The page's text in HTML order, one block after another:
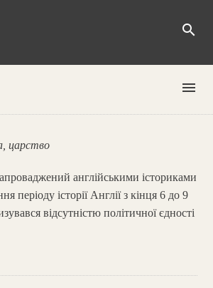
search
menu
царство
англійськими істориками
періоду історії Англії з кінця 6 до 9
відсутністю політичної єдності